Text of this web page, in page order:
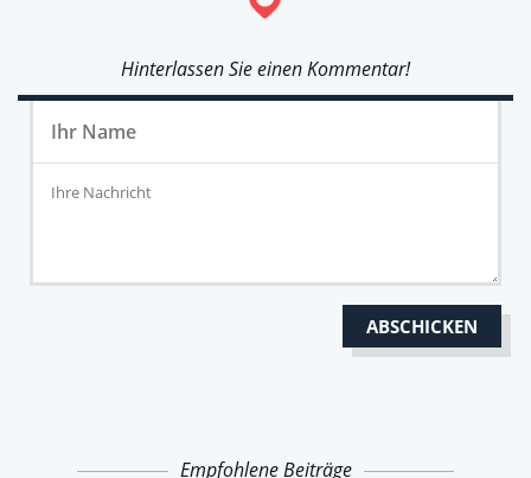
Hinterlassen Sie einen Kommentar!
Empfohlene Beiträge